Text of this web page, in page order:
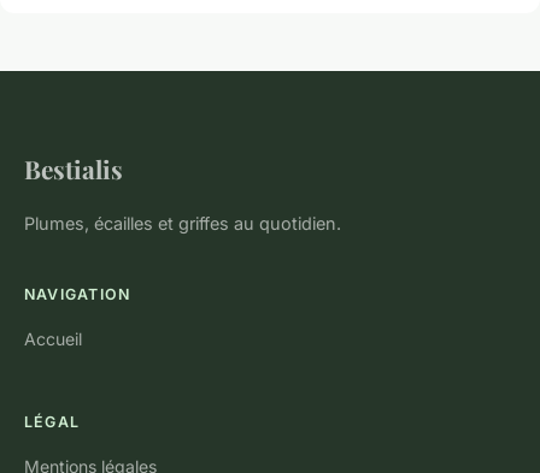
Bestialis
Plumes, écailles et griffes au quotidien.
NAVIGATION
Accueil
LÉGAL
Mentions légales